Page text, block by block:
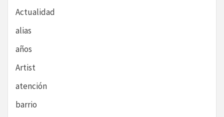
Actualidad
alias
años
Artist
atención
barrio